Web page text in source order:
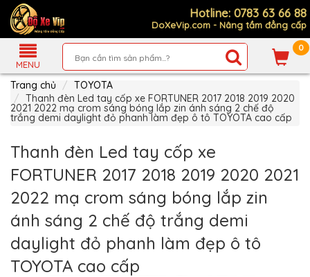
Hotline: 0783 63 66 88
DoXeVip.com - Nâng tầm đẳng cấp
MENU
0
Giới
Thiệu
Sản
Phẩm
Hướng
Mua
Hàng
Chính
Sách
Thanh
Xe
Mới
Trang chủ
TOYOTA
Thanh đèn Led tay cốp xe FORTUNER 2017 2018 2019 2020
2021 2022 mạ crom sáng bóng lắp zin ánh sáng 2 chế độ
trắng demi daylight đỏ phanh làm đẹp ô tô TOYOTA cao cấp
Thanh đèn Led tay cốp xe
FORTUNER 2017 2018 2019 2020 2021
2022 mạ crom sáng bóng lắp zin
ánh sáng 2 chế độ trắng demi
daylight đỏ phanh làm đẹp ô tô
TOYOTA cao cấp